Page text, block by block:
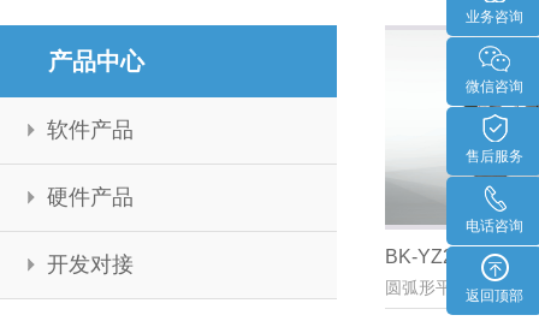
产品中心
软件产品
硬件产品
开发对接 BK-YZ215K-OW
圆弧形平移闸
业务咨询
微信咨询
售后服务
电话咨询
返回顶部